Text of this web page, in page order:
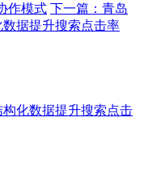
作模式 下一篇： 青岛
数据提升搜索点击率
构化数据提升搜索点击